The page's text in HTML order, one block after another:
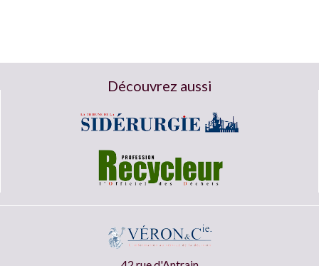
Découvrez aussi